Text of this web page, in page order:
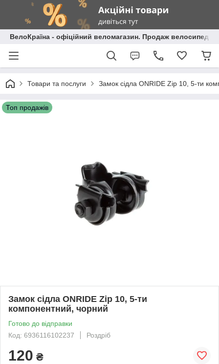
ВелоКраїна - офіційний веломагазин. Продаж велосипедів
Товари та послуги Замок сідла ONRIDE Zip 10, 5-ти
Топ продажів
Замок сідла ONRIDE Zip 10, 5-ти
компонентний, чорний
Готово до відправки
Код: 6936116102237
Роздріб
120 ₴